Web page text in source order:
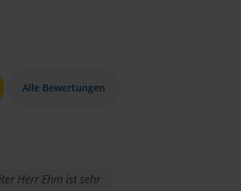
Alle Bewertungen
Herr Ehm ist sehr